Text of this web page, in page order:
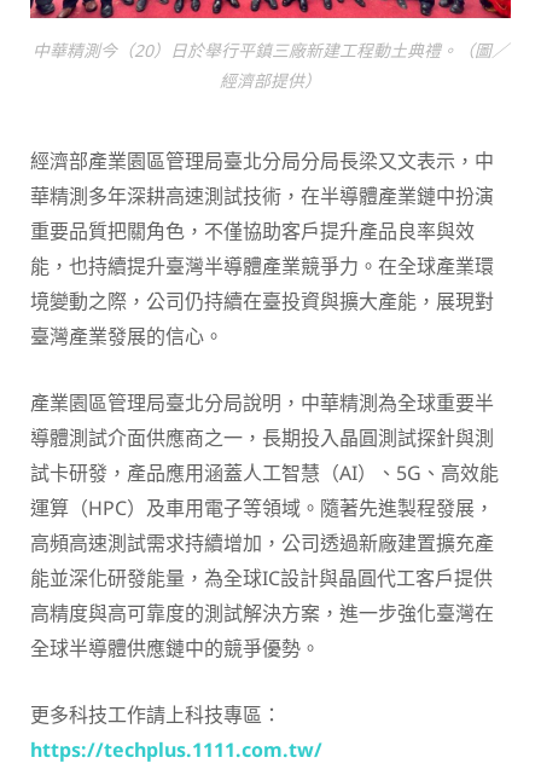
中華精測今（20）日於舉行平鎮三廠新建工程動土典禮。（圖／
經濟部提供）
經濟部產業園區管理局臺北分局分局長梁又文表示，中
華精測多年深耕高速測試技術，在半導體產業鏈中扮演
重要品質把關角色，不僅協助客戶提升產品良率與效
能，也持續提升臺灣半導體產業競爭力。在全球產業環
境變動之際，公司仍持續在臺投資與擴大產能，展現對
臺灣產業發展的信心。
產業園區管理局臺北分局說明，中華精測為全球重要半
導體測試介面供應商之一，長期投入晶圓測試探針與測
試卡研發，產品應用涵蓋人工智慧（AI）、5G、高效能
運算（HPC）及車用電子等領域。隨著先進製程發展，
高頻高速測試需求持續增加，公司透過新廠建置擴充產
能並深化研發能量，為全球IC設計與晶圓代工客戶提供
高精度與高可靠度的測試解決方案，進一步強化臺灣在
全球半導體供應鏈中的競爭優勢。
更多科技工作請上科技專區：
https://techplus.1111.com.tw/